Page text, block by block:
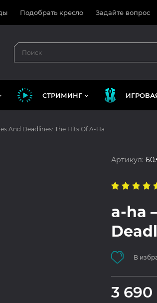
Подобрать кресло Задайте вопрос
СТРИМИНГ
And Deadlines: The Hits Of A-Ha
Артикул:
a-ha
В
3 690